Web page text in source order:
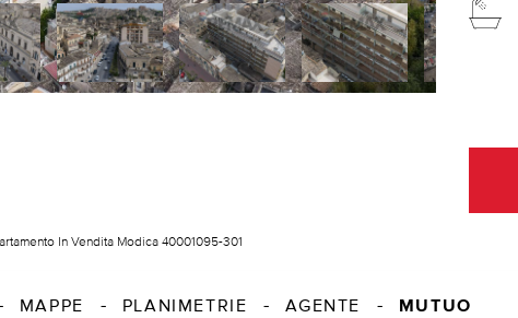
In Vendita Modica 40001095-301
MAPPE PLANIMETRIE AGENTE MUTUO